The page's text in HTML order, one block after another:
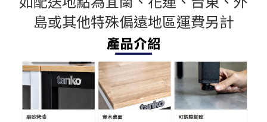
島或其他特殊偏遠地區運費另計